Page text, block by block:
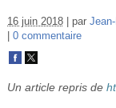
16 juin 2018 par
0 commentaire
Un article repris de